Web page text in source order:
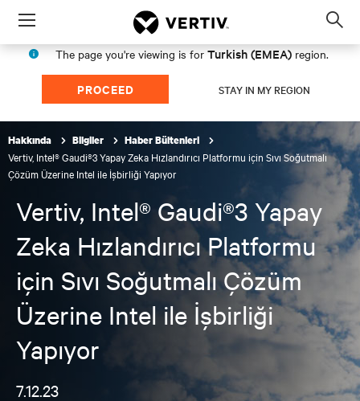
Menu
The page you're viewing is for Turkish (EMEA) region.
PROCEED STAY IN MY REGION
Hakkında Bilgiler Haber Bültenleri
Vertiv, Intel® Gaudi®3 Yapay Zeka Hızlandırıcı Platformu için Sıvı Soğutmalı
Çözüm Üzerine Intel ile İşbirliği Yapıyor
Vertiv, Intel® Gaudi®3 Yapay
Zeka Hızlandırıcı Platformu
için Sıvı Soğutmalı Çözüm
Üzerine Intel ile İşbirliği
Yapıyor
7.12.23